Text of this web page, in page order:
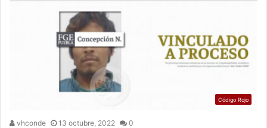
Código Rojo
vhconde 13 octubre, 2022 0